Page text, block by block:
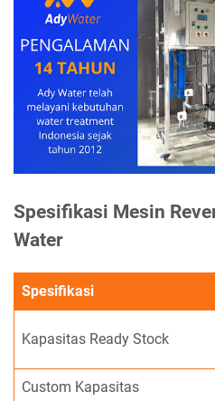
Spesifikasi Mesin
Water
Spesifikasi
Kapasitas Ready Stock
Custom Kapasitas